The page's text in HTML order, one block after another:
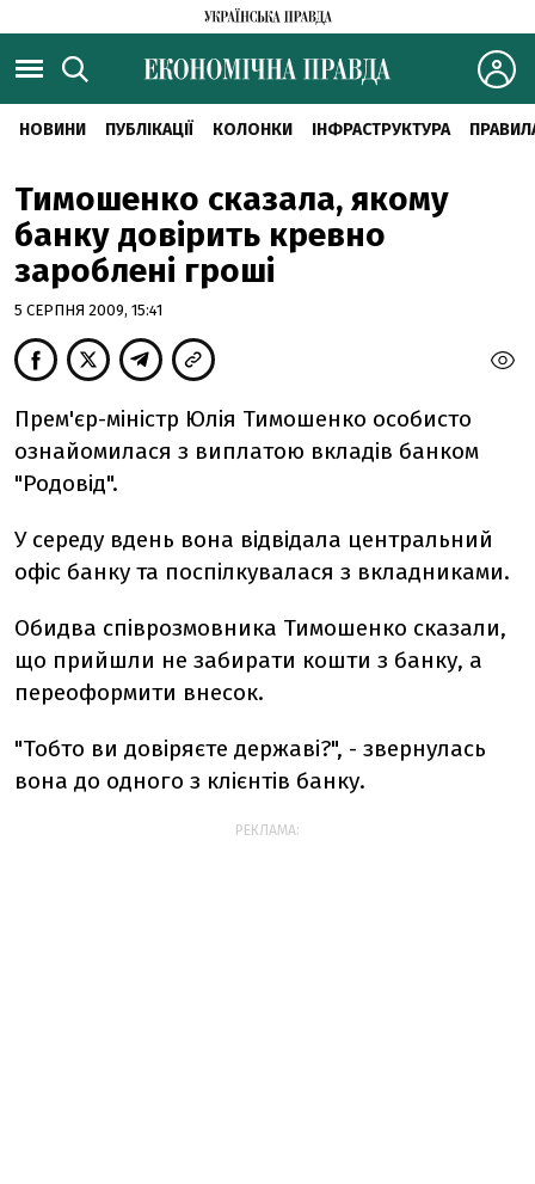
НОВИНИ ПУБЛІКАЦІЇ КОЛОНКИ ІНФРАСТРУКТУРА
Тимошенко сказала, якому
банку довірить кревно
зароблені гроші
5 СЕРПНЯ 2009, 15:41
Прем'єр-міністр Юлія Тимошенко особисто
ознайомилася з виплатою вкладів банком
"Родовід".
У середу вдень вона відвідала центральний
офіс банку та поспілкувалася з вкладниками.
Обидва співрозмовника Тимошенко сказали,
що прийшли не забирати кошти з банку, а
переоформити внесок.
"Тобто ви довіряєте державі?", - звернулась
вона до одного з клієнтів банку.
РЕКЛАМА: